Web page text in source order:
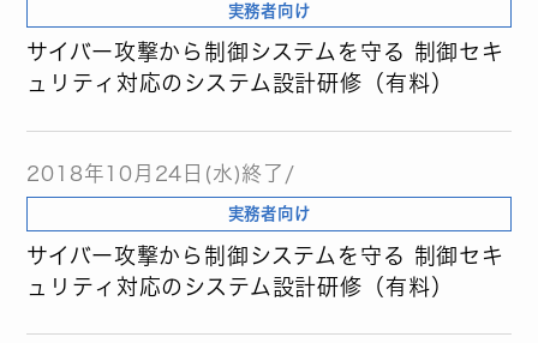
実務者向け
サイバー攻撃から制御システムを守る 制御セキ
ュリティ対応のシステム設計研修（有料）
2018年10月24日(水)終了/
実務者向け
サイバー攻撃から制御システムを守る 制御セキ
ュリティ対応のシステム設計研修（有料）